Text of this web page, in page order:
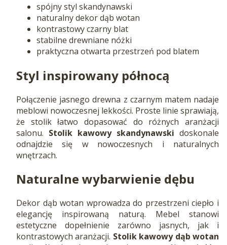
spójny styl skandynawski
naturalny dekor dąb wotan
kontrastowy czarny blat
stabilne drewniane nóżki
praktyczna otwarta przestrzeń pod blatem
Styl inspirowany północą
Połączenie jasnego drewna z czarnym matem nadaje
meblowi nowoczesnej lekkości. Proste linie sprawiają,
że stolik łatwo dopasować do różnych aranżacji
salonu. Stolik kawowy skandynawski doskonale
odnajdzie się w nowoczesnych i naturalnych
wnętrzach.
Naturalne wybarwienie dębu
Dekor dąb wotan wprowadza do przestrzeni ciepło i
elegancję inspirowaną naturą. Mebel stanowi
estetyczne dopełnienie zarówno jasnych, jak i
kontrastowych aranżacji. Stolik kawowy dąb wotan